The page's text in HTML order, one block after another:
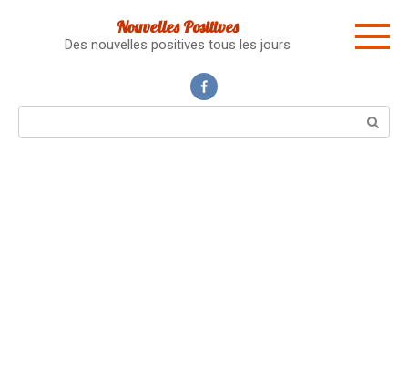
Nouvelles Positives
Des nouvelles positives tous les jours